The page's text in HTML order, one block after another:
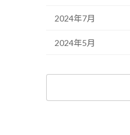
2024年7月
2024年5月